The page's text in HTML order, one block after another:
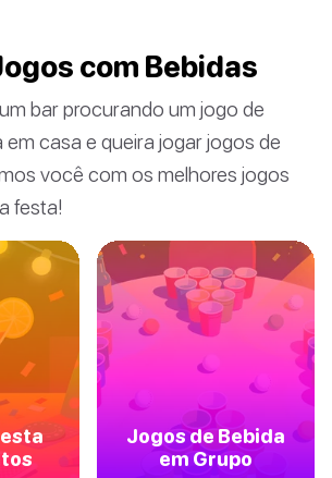
com Bebidas
bar procurando um jogo de
casa e queira jogar jogos de
você com os melhores jogos
festa!
Jogos de Bebida
em Grupo